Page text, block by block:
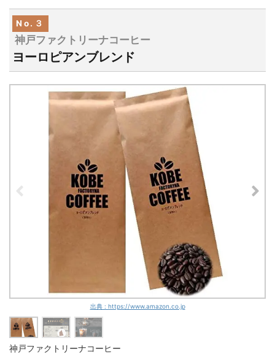
No.３
神戸ファクトリーナコーヒー
ヨーロピアンブレンド
出典 : https://www.amazon.co.jp
神戸ファクトリーナコーヒー